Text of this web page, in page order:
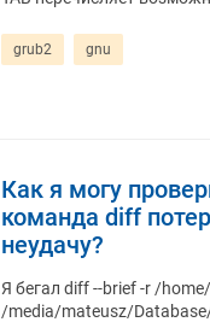
grub2 gnu
Как я могу
команда diff
неудачу?
Я бегал diff --brief -r /
/media/mateusz/